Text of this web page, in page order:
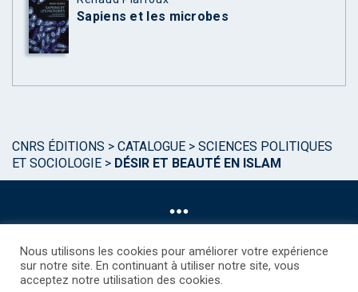
Sapiens et les microbes
CNRS ÉDITIONS > CATALOGUE > SCIENCES POLITIQUES
ET SOCIOLOGIE > DÉSIR ET BEAUTÉ EN ISLAM
©CNRS EDITIONS 2025
Nous utilisons les cookies pour améliorer votre expérience
sur notre site. En continuant à utiliser notre site, vous
acceptez notre utilisation des cookies.